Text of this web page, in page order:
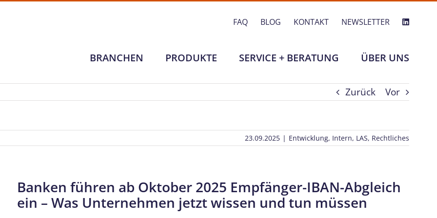
FAQ BLOG KONTAKT NEWSLETTER
BRANCHEN PRODUKTE SERVICE + BERATUNG ÜBER UNS
Zurück Vor
23.09.2025 | Entwicklung, Intern, LAS, Rechtliches
Banken führen ab Oktober 2025 Empfänger-IBAN-Abgleich
ein – Was Unternehmen jetzt wissen und tun müssen